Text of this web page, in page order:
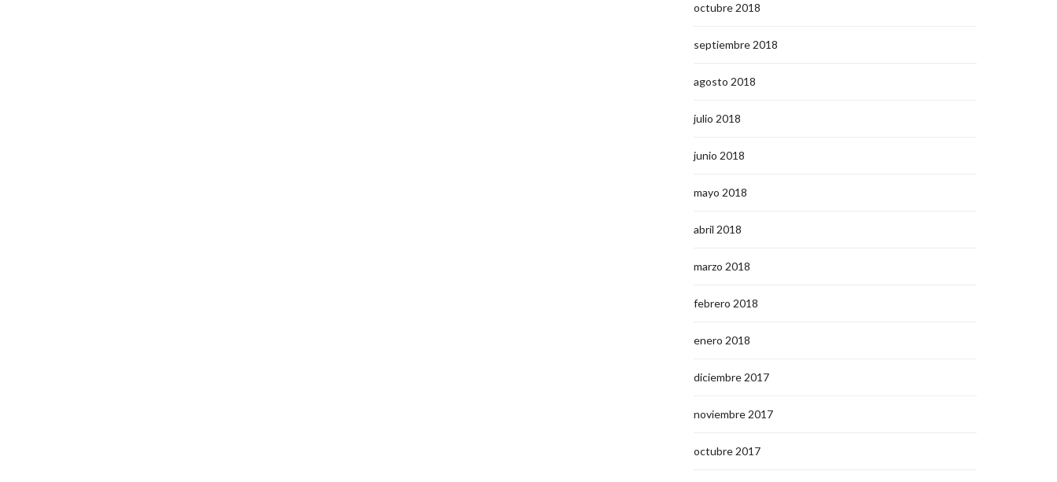
octubre 2018
septiembre 2018
agosto 2018
julio 2018
junio 2018
mayo 2018
abril 2018
marzo 2018
febrero 2018
enero 2018
diciembre 2017
noviembre 2017
octubre 2017